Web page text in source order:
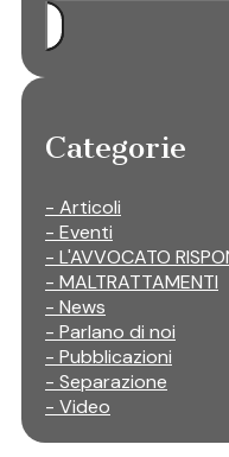
Categorie
- Articoli
- Eventi
- L'AVVOCATO
- MALTRATTAMENTI
- News
- Parlano di noi
- Pubblicazioni
- Separazione
- Video